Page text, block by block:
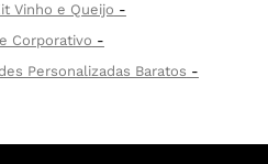
Vinho e Queijo
Corporativo
Personalizadas Baratos